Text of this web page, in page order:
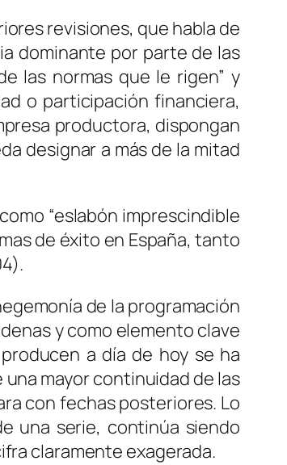
revisiones, que habla de
dominante por parte de las
las normas que le rigen” y
o participación financiera,
productora, dispongan
designar a más de la mitad
“eslabón imprescindible
de éxito en España, tanto
de la programación
y como elemento clave
a día de hoy se ha
mayor continuidad de las
con fechas posteriores. Lo
una serie, continúa siendo
claramente exagerada.